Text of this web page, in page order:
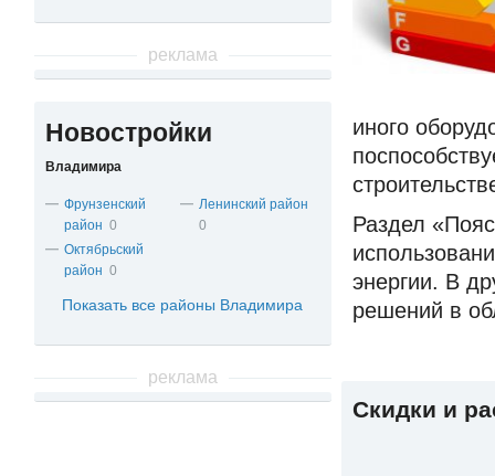
реклама
Новостройки
Владимира
Фрунзенский
район 0
Октябрьский
район 0
Ленинский район
0
Показать все районы Владимира
реклама
иного
Раздел
энергии. В
решений в
Скидки и